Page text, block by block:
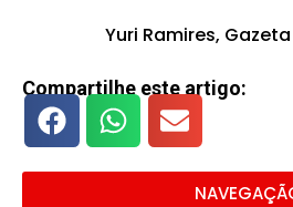
Yuri Ramires,
Compartilhe este artigo: